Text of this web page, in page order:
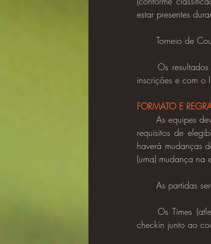
estar presentes
Torneio de
Os
inscrições e com o
FORMATO E
As equipes
requisitos de
haverá mudanças
(uma) mudança
As partidas
checkin junto ao